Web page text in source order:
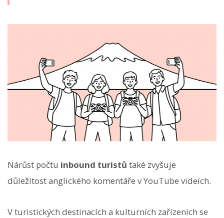
Nárůst počtu inbound turistů také zvyšuje
důležitost anglického komentáře v YouTube videích.
V turistických destinacích a kulturních zařízeních se